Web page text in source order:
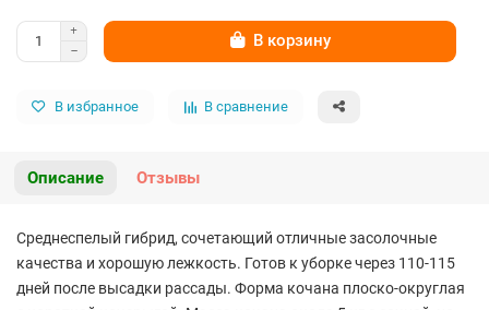
В корзину
В избранное В сравнение
Описание Отзывы
Среднеспелый гибрид, сочетающий отличные засолочные
качества и хорошую лежкость. Готов к уборке через 110-115
дней после высадки рассады. Форма кочана плоско-округлая